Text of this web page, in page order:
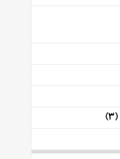
(3)